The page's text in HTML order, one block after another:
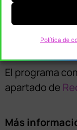
Política de
Films, Diego
Shandra
Beatriz Iso Soto
El programa
apartado de
Más